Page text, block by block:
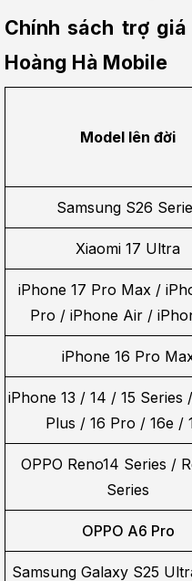
Chính sách trợ
Hoàng Hà Mobile
Model lên đời
Samsung S26
Xiaomi 17 Ultra
iPhone 17 Pro Max /
Pro / iPhone Air /
iPhone 16 Pro
iPhone 13 / 14 / 15 Series
Plus / 16 Pro / 16e /
OPPO Reno14 Series /
Series
OPPO A6 Pro
Samsung Galaxy S25